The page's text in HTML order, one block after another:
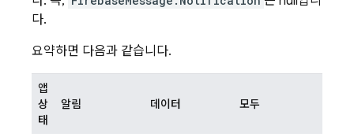
다.
요약하면 다음과 같습니다.
앱
상
태
알림 데이터 모두